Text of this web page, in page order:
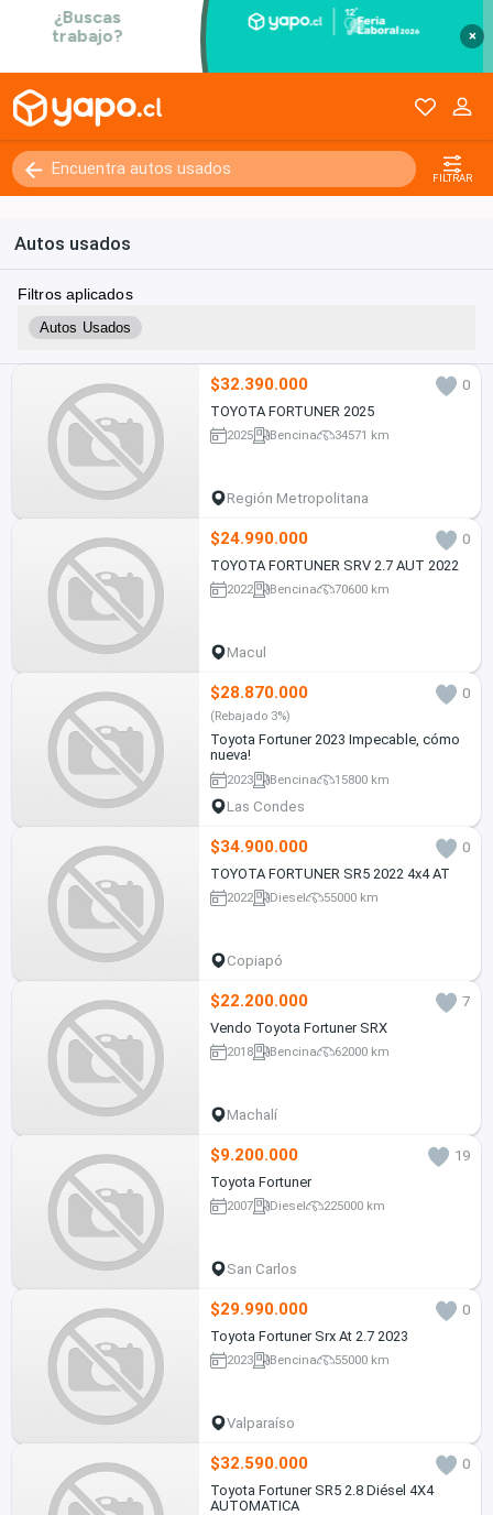
×
FILTRAR
Autos usados
Filtros aplicados
Autos Usados
$32.390.000
0
TOYOTA FORTUNER 2025
2025 Bencina 34571 km
Región Metropolitana
$24.990.000
0
TOYOTA FORTUNER SRV 2.7 AUT 2022
2022 Bencina 70600 km
Macul
$28.870.000 0
(Rebajado 3%)
Toyota Fortuner 2023 Impecable, cómo
nueva!
2023 Bencina 15800 km
Las Condes
$34.900.000
0
TOYOTA FORTUNER SR5 2022 4x4 AT
2022 Diesel 55000 km
Copiapó
$22.200.000
7
Vendo Toyota Fortuner SRX
2018 Bencina 62000 km
Machalí
$9.200.000
19
Toyota Fortuner
2007 Diesel 225000 km
San Carlos
$29.990.000
0
Toyota Fortuner Srx At 2.7 2023
2023 Bencina 55000 km
Valparaíso
$32.590.000
0
Toyota Fortuner SR5 2.8 Diésel 4X4
AUTOMATICA